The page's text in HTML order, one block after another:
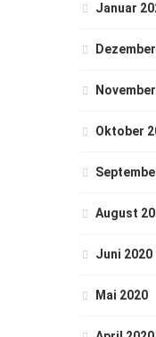
Januar
Oktober
August
Juni 2020
Mai 2020